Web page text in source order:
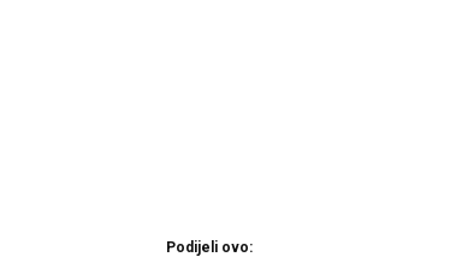
Podijeli ovo: